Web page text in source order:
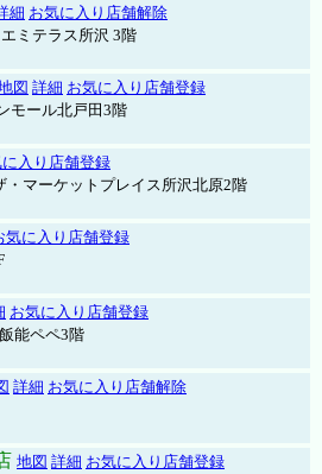
細 お気に入り店舗解除
ミテラス所沢 3階
図 詳細 お気に入り店舗登録
モール北戸田3階
に入り店舗登録
・マーケットプレイス所沢北原2階
気に入り店舗登録
お気に入り店舗登録
能ペペ3階
詳細 お気に入り店舗解除
地図 詳細 お気に入り店舗登録